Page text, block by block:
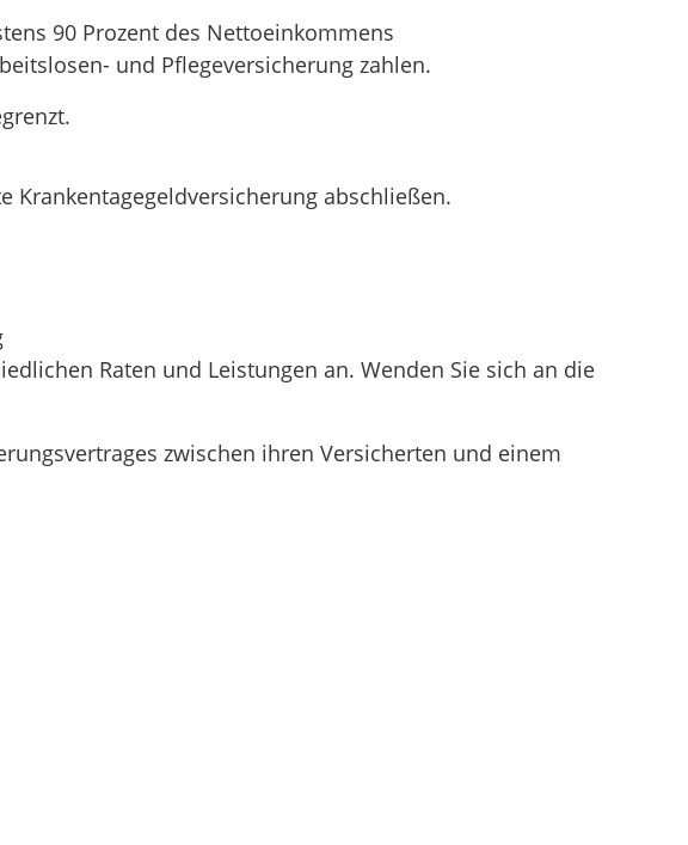
90 Prozent des Nettoeinkommens
und Pflegeversicherung zahlen.
Krankentagegeldversicherung abschließen.
Raten und Leistungen an. Wenden Sie sich an die
zwischen ihren Versicherten und einem